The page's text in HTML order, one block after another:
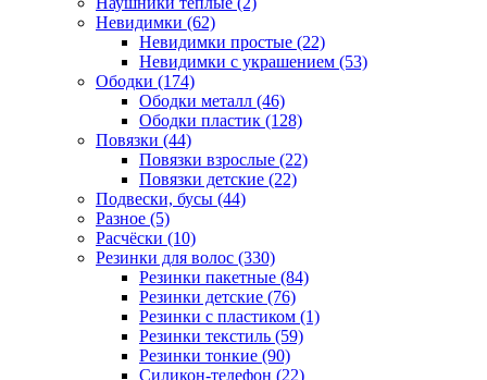
Невидимки (62)
Невидимки простые (22)
Невидимки с украшением (53)
Ободки (174)
Ободки металл (46)
Ободки пластик (128)
Повязки (44)
Повязки взрослые (22)
Повязки детские (22)
Подвески, бусы (44)
Разное (5)
Расчёски (10)
Резинки для волос (330)
Резинки пакетные (84)
Резинки детские (76)
Резинки с пластиком (1)
Резинки текстиль (59)
Резинки тонкие (90)
Силикон-телефон (22)